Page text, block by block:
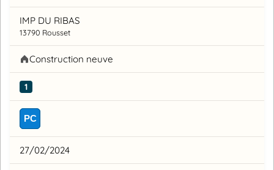
IMP DU RIBAS
13790 Rousset
Construction neuve
1
PC
27/02/2024